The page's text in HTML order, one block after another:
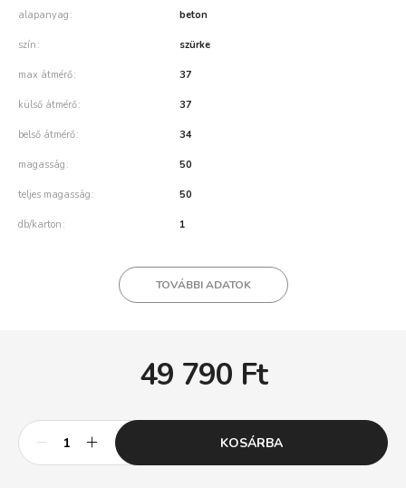
alapanyag beton
szín szürke
max átmérő 37
külső átmérő 37
belső átmérő 34
magasság 50
teljes magasság 50
db/karton 1
TOVÁBBI ADATOK
49 790 Ft
KOSÁRBA